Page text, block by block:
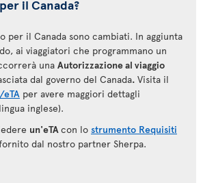
il Canada?
per il Canada sono cambiati. In aggiunta
ai viaggiatori che programmano un
una Autorizzazione al viaggio
dal governo del Canada. Visita il
eTA per avere maggiori dettagli
inglese).
un'eTAcon lo strumento Requisiti
dal nostro partner Sherpa.